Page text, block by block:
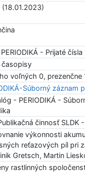
(18.01.2023)
- Prijaté čísla
časopisy
voľných 0, prezenčne
Súborný záznam
- PERIODIKÁ -
činnosť SLDK
výkonnosti
reťazových píl pri
Gretsch, Martin
rastlinných